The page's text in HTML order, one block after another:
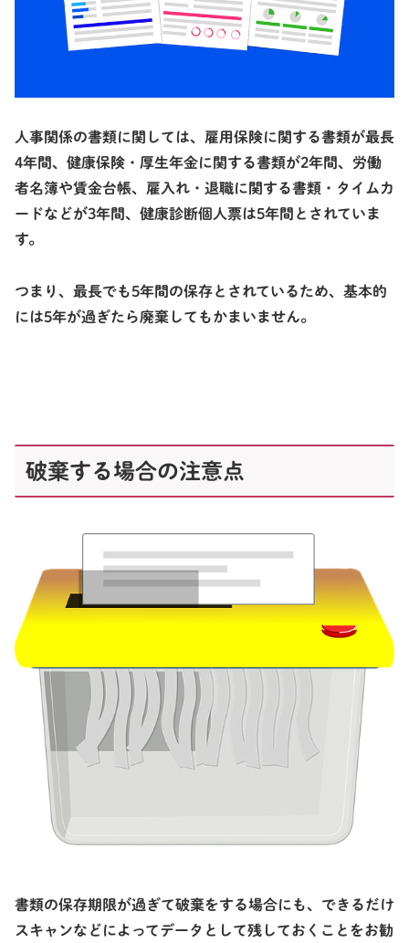
人事関係の書類に関しては、雇用保険に関する書類が最長
4年間、健康保険・厚生年金に関する書類が2年間、労働
者名簿や賃金台帳、雇入れ・退職に関する書類・タイムカ
ードなどが3年間、健康診断個人票は5年間 とされていま
す。
つまり、最長でも5年間の保存とされているため、基本的
には5年が過ぎたら廃棄してもかまいません。
破棄する場合の注意点
書類の保存期限が過ぎて破棄をする場合にも、できるだけ
スキャンなどによってデータとして残しておくことをお勧